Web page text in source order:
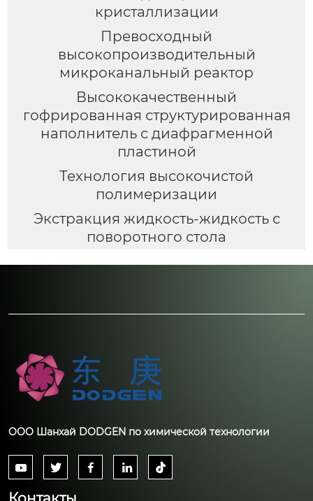
кристаллизации
Превосходный
высокопроизводительный
микроканальный реактор
Высококачественный
гофрированная структурированная
наполнитель с диафрагменной
пластиной
Технология высокочистой
полимеризации
Экстракция жидкость-жидкость с
поворотного стола
ООО Шанхай DODGEN по химической технологии
    